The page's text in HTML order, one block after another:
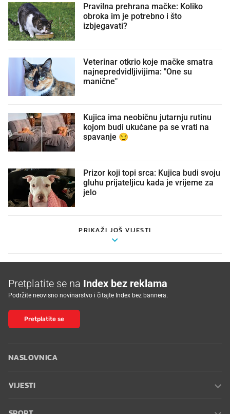
Pravilna prehrana mačke: Koliko
obroka im je potrebno i što
izbjegavati?
Veterinar otkrio koje mačke smatra
najnepredvidljivijima: "One su
manične"
Kujica ima neobičnu jutarnju rutinu
kojom budi ukućane pa se vrati na
spavanje 😏
Prizor koji topi srca: Kujica budi svoju
gluhu prijateljicu kada je vrijeme za
jelo
PRIKAŽI JOŠ VIJESTI
Pretplatite se na Index bez reklama
Podržite neovisno novinarstvo i čitajte Index bez bannera.
Pretplatite se
NASLOVNICA
VIJESTI
SPORT